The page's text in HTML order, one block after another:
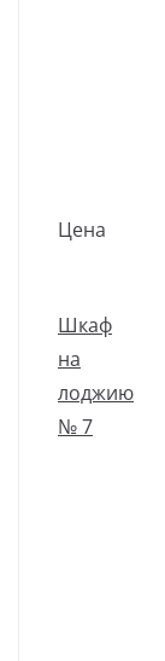
Цена
Шкаф
на
лоджию
№ 7